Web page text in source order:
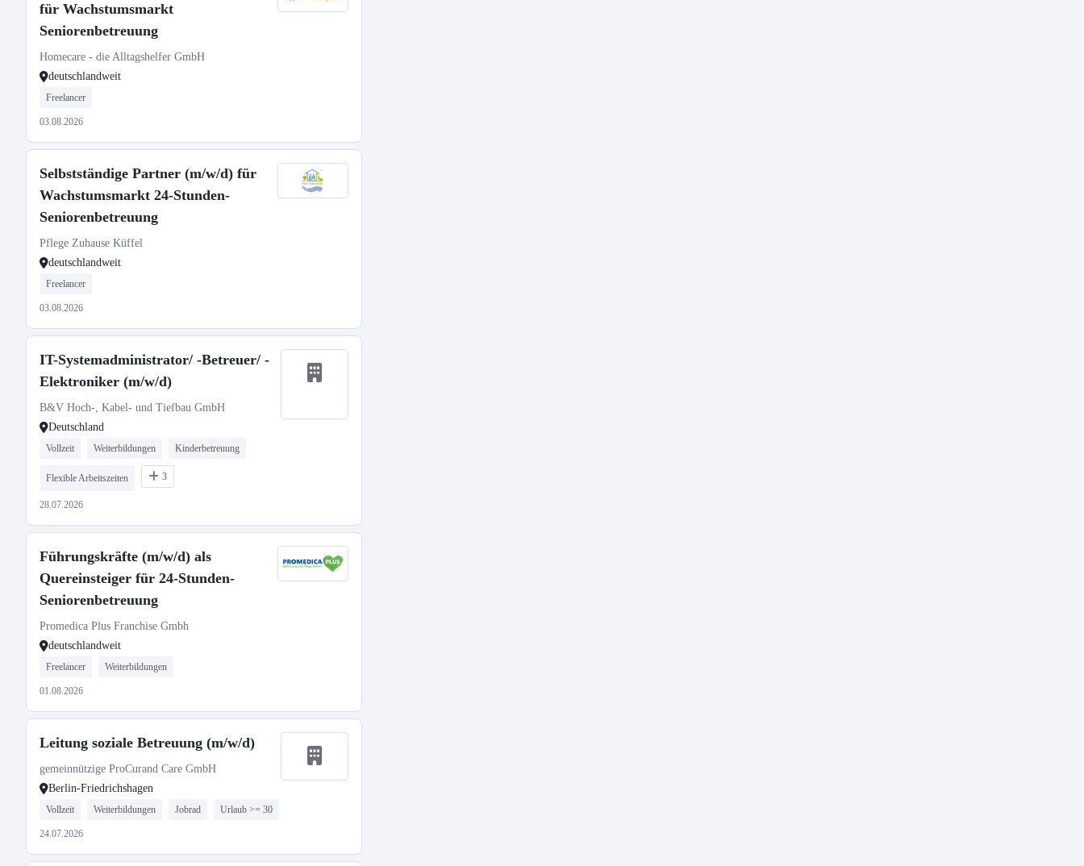
für Wachstumsmarkt
Seniorenbetreuung
Homecare - die Alltagshelfer GmbH
deutschlandweit
Freelancer
03.08.2026
Selbstständige Partner (m/w/d) für
Wachstumsmarkt 24-Stunden-
Seniorenbetreuung
Pflege Zuhause Küffel
deutschlandweit
Freelancer
03.08.2026
IT-Systemadministrator/ -Betreuer/ -
Elektroniker (m/w/d)
B&V Hoch-, Kabel- und Tiefbau GmbH
Deutschland
Vollzeit Weiterbildungen Kinderbetreuung
Flexible Arbeitszeiten 3
28.07.2026
Führungskräfte (m/w/d) als
Quereinsteiger für 24-Stunden-
Seniorenbetreuung
Promedica Plus Franchise Gmbh
deutschlandweit
Freelancer Weiterbildungen
01.08.2026
Leitung soziale Betreuung (m/w/d)
gemeinnützige ProCurand Care GmbH
Berlin-Friedrichshagen
Vollzeit Weiterbildungen Jobrad Urlaub >= 30
24.07.2026